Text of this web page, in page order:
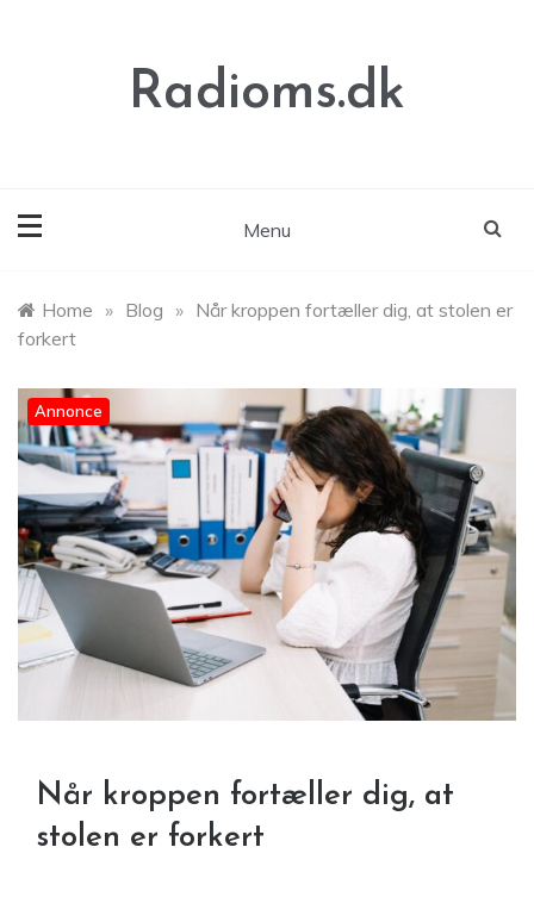
Radioms.dk
Menu
Home » Blog » Når kroppen fortæller dig, at stolen er
forkert
Annonce
Når kroppen fortæller dig, at
stolen er forkert